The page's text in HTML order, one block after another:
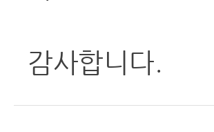
감사합니다.